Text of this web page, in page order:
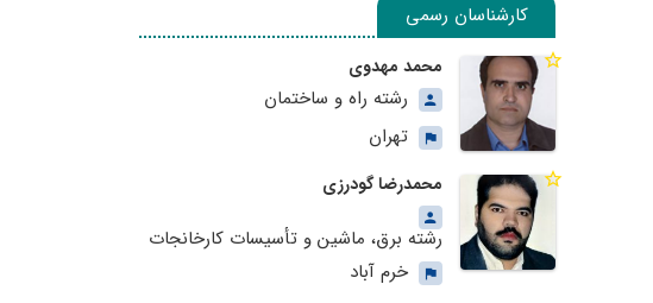
کارشناسان رسمی
محمد مهدوی
رشته راه و ساختمان
تهران
محمدرضا گودرزی
رشته برق، ماشین و تأسیسات کارخانجات
خرم آباد